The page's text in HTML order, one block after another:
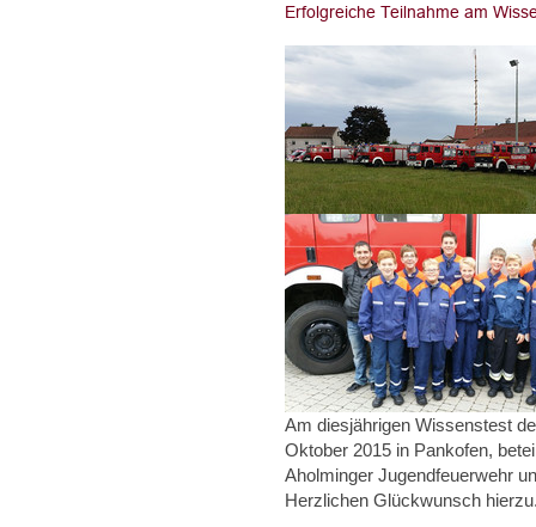
Am diesjährigen Wissenstest
Oktober 2015 in Pankofen,
Aholminger Jugendfeuerwehr
Herzlichen Glückwunsch